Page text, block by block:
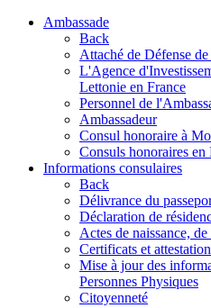
Ambassade
Back
Attaché de Défense
L'Agence
Lettonie en France
Personnel de
Ambassadeur
Consul honoraire à
Consuls honoraires en
Informations consulaires
Back
Délivrance du
Déclaration de
Actes de naissance,
Certificats et
Mise à jour des
Personnes Physiques
Citoyenneté